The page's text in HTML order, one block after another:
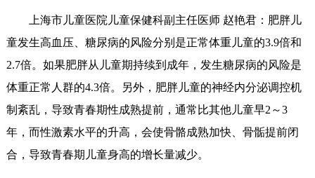
上海市儿童医院儿童保健科副主任医师 赵艳君：肥胖儿
童发生高血压、糖尿病的风险分别是正常体重儿童的3.9倍和
2.7倍。如果肥胖从儿童期持续到成年，发生糖尿病的风险是
体重正常人群的4.3倍。另外，肥胖儿童的神经内分泌调控机
制紊乱，导致青春期性成熟提前，通常比其他儿童早2～3
年，而性激素水平的升高，会使骨骼成熟加快、骨骺提前闭
合，导致青春期儿童身高的增长量减少。